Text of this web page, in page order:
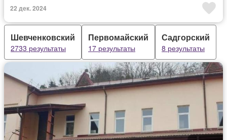
22 дек. 2024
Шевченковский
2733 результаты
Первомайский
17 результаты
Садгорский
8 результаты